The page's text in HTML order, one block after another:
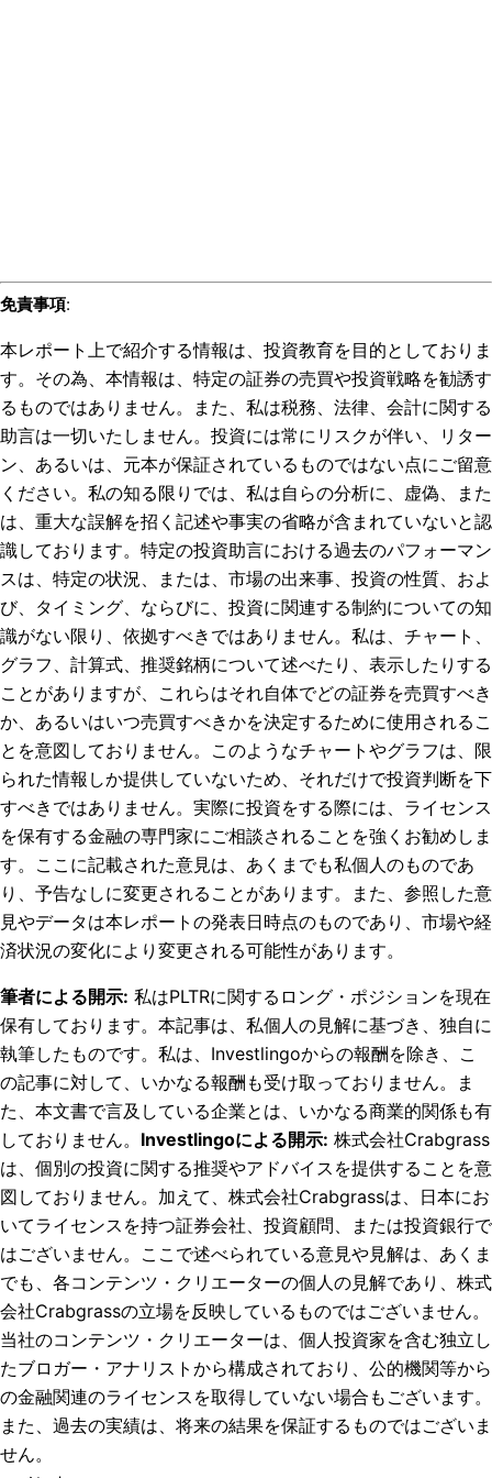
免責事項:
本レポート上で紹介する情報は、投資教育を目的としておりま
す。その為、本情報は、特定の証券の売買や投資戦略を勧誘す
るものではありません。また、私は税務、法律、会計に関する
助言は一切いたしません。投資には常にリスクが伴い、リター
ン、あるいは、元本が保証されているものではない点にご留意
ください。私の知る限りでは、私は自らの分析に、虚偽、また
は、重大な誤解を招く記述や事実の省略が含まれていないと認
識しております。特定の投資助言における過去のパフォーマン
スは、特定の状況、または、市場の出来事、投資の性質、およ
び、タイミング、ならびに、投資に関連する制約についての知
識がない限り、依拠すべきではありません。私は、チャート、
グラフ、計算式、推奨銘柄について述べたり、表示したりする
ことがありますが、これらはそれ自体でどの証券を売買すべき
か、あるいはいつ売買すべきかを決定するために使用されるこ
とを意図しておりません。このようなチャートやグラフは、限
られた情報しか提供していないため、それだけで投資判断を下
すべきではありません。実際に投資をする際には、ライセンス
を保有する金融の専門家にご相談されることを強くお勧めしま
す。ここに記載された意見は、あくまでも私個人のものであ
り、予告なしに変更されることがあります。また、参照した意
見やデータは本レポートの発表日時点のものであり、市場や経
済状況の変化により変更される可能性があります。
筆者による開示: 私はPLTRに関するロング・ポジションを現在
保有しております。 本記事は、私個人の見解に基づき、独自に
執筆したものです。私は、Investlingoからの報酬を除き、こ
の記事に対して、いかなる報酬も受け取っておりません。ま
た、本文書で言及している企業とは、いかなる商業的関係も有
しておりません。 Investlingoによる開示: 株式会社Crabgrass
は、個別の投資に関する推奨やアドバイスを提供することを意
図しておりません。加えて、株式会社Crabgrassは、日本にお
いてライセンスを持つ証券会社、投資顧問、または投資銀行で
はございません。ここで述べられている意見や見解は、あくま
でも、各コンテンツ・クリエーターの個人の見解であり、株式
会社Crabgrassの立場を反映しているものではございません。
当社のコンテンツ・クリエーターは、個人投資家を含む独立し
たブロガー・アナリストから構成されており、公的機関等から
の金融関連のライセンスを取得していない場合もございます。
また、過去の実績は、将来の結果を保証するものではございま
せん。